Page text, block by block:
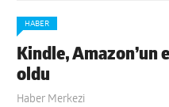
HABER
Kindle, Amazon’un
oldu
Haber Merkezi